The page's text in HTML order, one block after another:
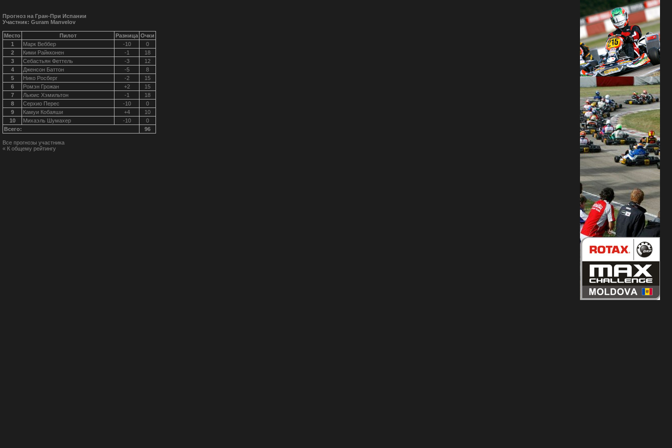
Прогноз на Гран-При Испании
Участник: Guram Manvelov
Место Пилот Разница Очки
1
Марк Веббер -10
0
2
Кими Райкконен -1
18
3
Себастьян Феттель -3
12
4
Дженсон Баттон -5
8
5
Нико Росберг -2
15
6
Ромэн Грожан +2
15
7
Льюис Хэмильтон -1
18
8
Серхио Перес -10
0
9
Камуи Кобаяши +4
10
10
Михаэль Шумахер -10
0
Всего:
96
Все прогнозы участника
« К общему рейтингу